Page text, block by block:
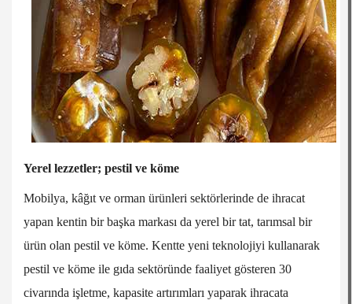
Yerel lezzetler; pestil ve köme
Mobilya, kâğıt ve orman ürünleri sektörlerinde de ihracat
yapan kentin bir başka markası da yerel bir tat, tarımsal bir
ürün olan pestil ve köme. Kentte yeni teknolojiyi kullanarak
pestil ve köme ile gıda sektöründe faaliyet gösteren 30
civarında işletme, kapasite artırımları yaparak ihracata